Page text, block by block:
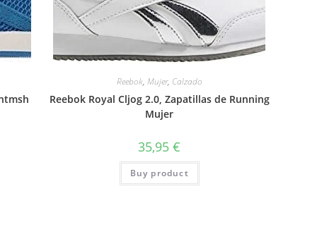
Reebok, Mujer, Calzado
Reebok Royal Cljog 2.0, Zapatillas de Running
Mujer
35,95€
Buy product